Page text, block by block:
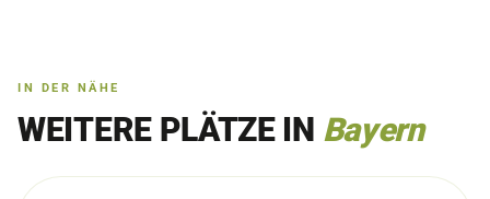
IN DER NÄHE
WEITERE PLÄTZE IN Bayern